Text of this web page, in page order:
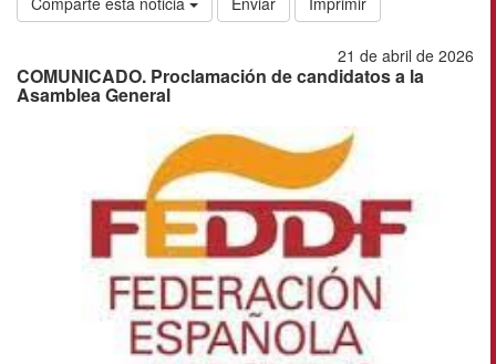
21 de abril de 2026
COMUNICADO. Proclamación de candidatos a la
Asamblea General